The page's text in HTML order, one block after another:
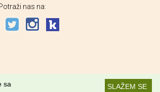
nas na:
SLAŽEM SE
sa